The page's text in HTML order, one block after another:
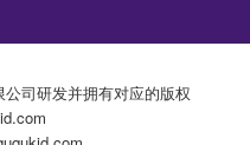
公司研发并拥有对应的版权